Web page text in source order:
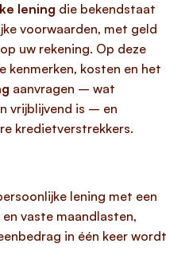
lening die bekendstaat
voorwaarden, met geld
uw rekening. Op deze
kenmerken, kosten en het
aanvragen – wat
vrijblijvend is – en
kredietverstrekkers.
lening met een
vaste maandlasten,
in één keer wordt